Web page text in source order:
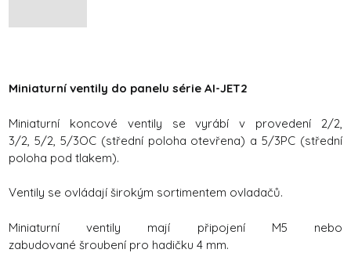
Miniaturní ventily do panelu série AI-JET2
Miniaturní koncové ventily se vyrábí v provedení 2/2,
3/2, 5/2, 5/3OC (střední poloha otevřena) a 5/3PC (střední
poloha pod tlakem).
Ventily se ovládají širokým sortimentem ovladačů.
Miniaturní ventily mají připojení M5 nebo
zabudované šroubení pro hadičku 4 mm.